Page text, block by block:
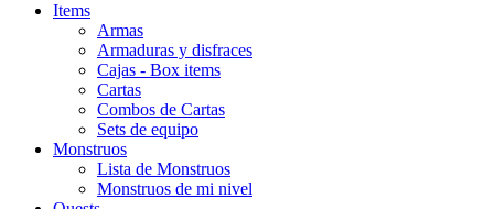
Items
Armas
Armaduras y disfraces
Cajas - Box items
Cartas
Combos de Cartas
Sets de equipo
Monstruos
Lista de Monstruos
Monstruos de mi nivel